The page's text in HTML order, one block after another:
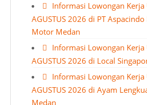
Informasi Lowongan Kerja
AGUSTUS 2026 di PT Aspacindo
Motor Medan
Informasi Lowongan Kerja
AGUSTUS 2026 di Local
Informasi Lowongan Kerja
AGUSTUS 2026 di Ayam
Medan